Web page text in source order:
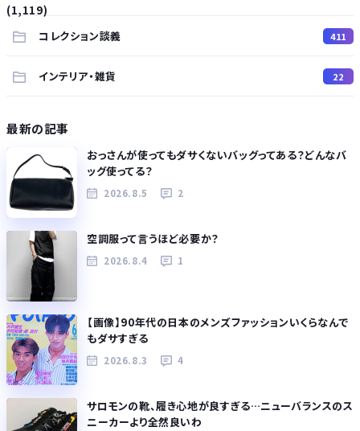
(1,119)
コレクション談義
411
インテリア・雑貨 22
最新の記事
おっさんが使ってもダサくないバッグってある？どんなバ
ッグ使ってる？
2026.8.5 2
空調服って言うほど必要か？
2026.8.4 1
【画像】90年代の日本のメンズファッションいくらなんで
もダサすぎる
2026.8.3 4
サロモンの靴、履き心地が良すぎる…ニューバランスのス
ニーカーより全然良いわ